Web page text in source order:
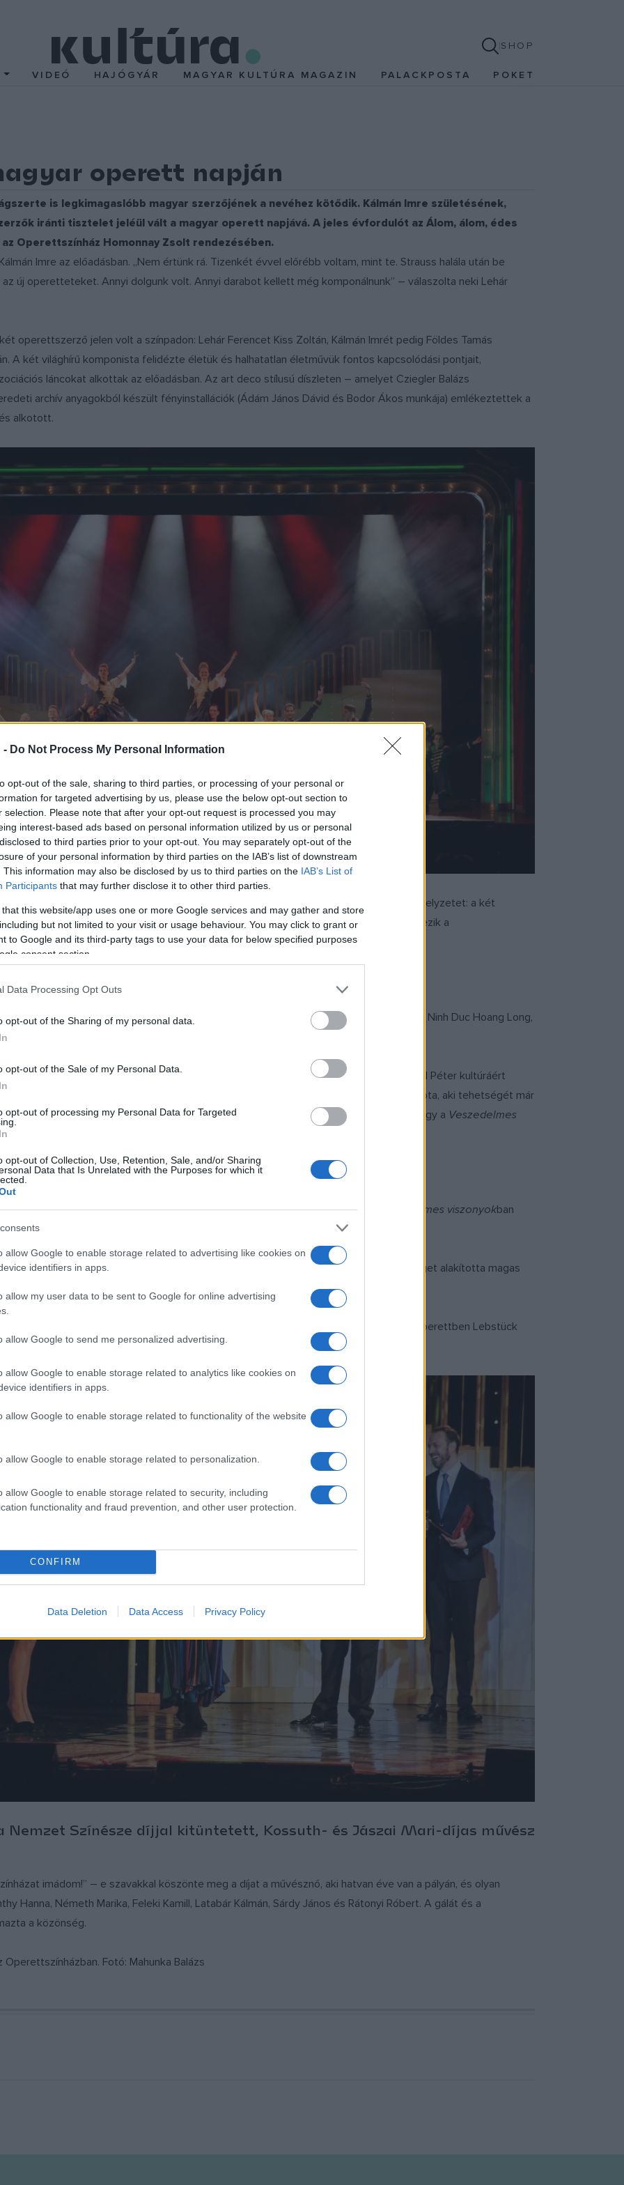
- Do Not Process My Personal Information
opt-out of the sale, sharing to third parties, or processing of your personal or
for targeted advertising by us, please use the below opt-out section to
selection. Please note that after your opt-out request is processed you may
interest-based ads based on personal information utilized by us or personal
to third parties prior to your opt-out. You may separately opt-out of the
of your personal information by third parties on the IAB’s list of downstream
This information may also be disclosed by us to third parties on the IAB’s List of
Participants that may further disclose it to other third parties.
that this website/app uses one or more Google services and may gather and store
but not limited to your visit or usage behaviour. You may click to grant or
to Google and its third-party tags to use your data for below specified purposes
consent section.
Data Processing Opt Outs
opt-out of the Sharing of my personal data.
opt-out of the Sale of my Personal Data.
opt-out of processing my Personal Data for Targeted
opt-out of Collection, Use, Retention, Sale, and/or Sharing
Data that Is Unrelated with the Purposes for which it
allow Google to enable storage related to advertising like cookies on
identifiers in apps.
allow my user data to be sent to Google for online advertising
allow Google to send me personalized advertising.
allow Google to enable storage related to analytics like cookies on
identifiers in apps.
allow Google to enable storage related to functionality of the website
allow Google to enable storage related to personalization.
allow Google to enable storage related to security, including
functionality and fraud prevention, and other user protection.
CONFIRM
Data Deletion Data Access Privacy Policy
SHOP
VIDEÓ HAJÓGYÁR MAGYAR KULTÚRA MAGAZIN PALACKPOSTA POKET
operett napján
is legkimagaslóbb magyar szerzőjének a nevéhez kötődik. Kálmán Imre születésének,
iránti tisztelet jeléül vált a magyar operett napjává. A jeles évfordulót az Álom, álom, édes
Operettszínház Homonnay Zsolt rendezésében.
Imre az előadásban. „Nem értünk rá. Tizenkét évvel előrébb voltam, mint te. Strauss halála után be
új operetteteket. Annyi dolgunk volt. Annyi darabot kellett még komponálnunk” – válaszolta neki Lehár
operettszerző jelen volt a színpadon: Lehár Ferencet Kiss Zoltán, Kálmán Imrét pedig Földes Tamás
A két világhírű komponista felidézte életük és halhatatlan életművük fontos kapcsolódási pontjait,
láncokat alkottak az előadásban. Az art deco stílusú díszleten – amelyet Cziegler Balázs
archív anyagokból készült fényinstallációk (Ádám János Dávid és Bodor Ákos munkája) emlékeztettek a
alkotott.
rájöttem, hogy sok közös pont, átfedés van az életükben. Kitaláltam egy fiktív helyzetet: a két
visszatekint a magánéletére és a zeneszerzői karrierjére, és eközben felfedezik a
Zsolt.
szólistái,
Lukács Anita, Szendy Szilvi, Széles Flóra, Dénes Viktor, Dolhai Attila, Homonnay Zsolt, Ninh Duc Hoang Long,
Énekkara és Balettkara. A zenekart Pfeiffer Gyula főzeneigazgató vezényelte.
Kiss-B. Atilla főigazgató, Éliás Tibor, a Musica Hungarica Kiadó alapítója és dr. Hoppál Péter kultúráért
felében. Az évad legígéretesebb ifjú művészének járó marsallbotot Kardffy Aisha kapta, aki tehetségét már
Georginája, aHegedűs a háztetőnHódelje,A Pendragon legenda Lene Kretzsche vagy a Veszedelmes
Lilla vehette át,
aNine – Kilencmusicalben Claudia Nardiként láthatott a közönség, a Veszedelmes viszonyokban
királyremek Saroltja is.
lett, aki aMarica grófnő
ben vagy Szu-csong herceget alakította magas
is bemutatkozott több nagyszabású gálával.
kapta, aki 1987-ben debütált a Budapesti Operettszínházban a
operettben Lebstück
szebb szerepeket játszott.
Nemzet Színésze díjjal kitüntetett, Kossuth- és Jászai Mari-díjas művész
imádom!” – e szavakkal köszönte meg a díjat a művésznő, aki hatvan éve van a pályán, és olyan
Hanna, Németh Marika, Feleki Kamill, Latabár Kálmán, Sárdy János és Rátonyi Róbert. A gálát és a
a közönség.
Operettszínházban. Fotó: Mahunka Balázs